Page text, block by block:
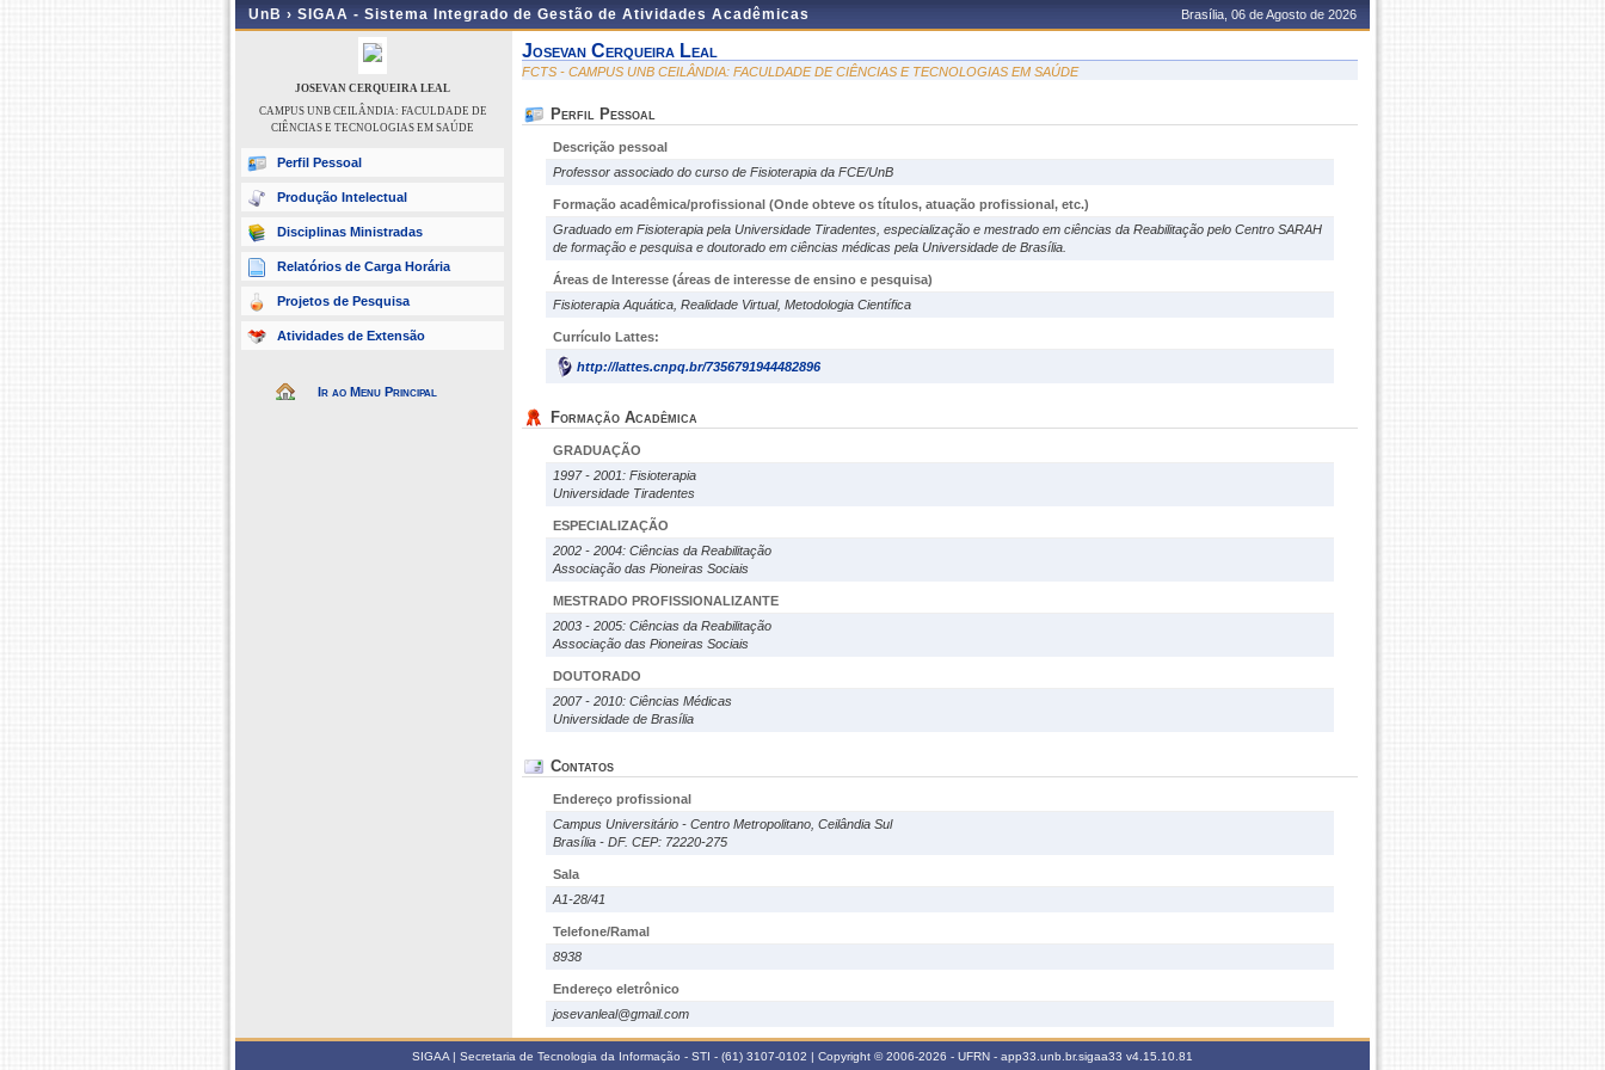
UnB › SIGAA - Sistema Integrado de Gestão de Atividades Acadêmicas Brasília, 06 de Agosto de 2026
JOSEVAN CERQUEIRA LEAL
CAMPUS UNB CEILÂNDIA: FACULDADE DE
CIÊNCIAS E TECNOLOGIAS EM SAÚDE
Perfil Pessoal
Produção Intelectual
Disciplinas Ministradas
Relatórios de Carga Horária
Projetos de Pesquisa
Atividades de Extensão
Ir ao Menu Principal
Josevan Cerqueira Leal
FCTS - CAMPUS UNB CEILÂNDIA: FACULDADE DE CIÊNCIAS E TECNOLOGIAS EM SAÚDE
Perfil Pessoal
Descrição pessoal
Professor associado do curso de Fisioterapia da FCE/UnB
Formação acadêmica/profissional (Onde obteve os títulos, atuação profissional, etc.)
Graduado em Fisioterapia pela Universidade Tiradentes, especialização e mestrado em ciências da Reabilitação pelo Centro SARAH
de formação e pesquisa e doutorado em ciências médicas pela Universidade de Brasília.
Áreas de Interesse (áreas de interesse de ensino e pesquisa)
Fisioterapia Aquática, Realidade Virtual, Metodologia Científica
Currículo Lattes:
http://lattes.cnpq.br/7356791944482896
Formação Acadêmica
GRADUAÇÃO
1997 - 2001: Fisioterapia
Universidade Tiradentes
ESPECIALIZAÇÃO
2002 - 2004: Ciências da Reabilitação
Associação das Pioneiras Sociais
MESTRADO PROFISSIONALIZANTE
2003 - 2005: Ciências da Reabilitação
Associação das Pioneiras Sociais
DOUTORADO
2007 - 2010: Ciências Médicas
Universidade de Brasília
Contatos
Endereço profissional
Campus Universitário - Centro Metropolitano, Ceilândia Sul
Brasília - DF. CEP: 72220-275
Sala
A1-28/41
Telefone/Ramal
8938
Endereço eletrônico
josevanleal@gmail.com
SIGAA | Secretaria de Tecnologia da Informação - STI - (61) 3107-0102 | Copyright © 2006-2026 - UFRN - app33.unb.br.sigaa33 v4.15.10.81